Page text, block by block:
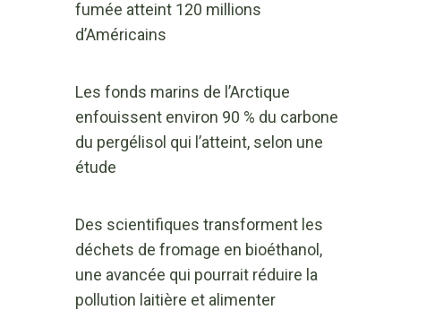
fumée atteint 120 millions
d’Américains
Les fonds marins de l’Arctique
enfouissent environ 90 % du carbone
du pergélisol qui l’atteint, selon une
étude
Des scientifiques transforment les
déchets de fromage en bioéthanol,
une avancée qui pourrait réduire la
pollution laitière et alimenter